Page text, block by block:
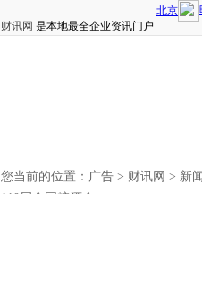
财讯网 是本地最全企业资讯门户
您当前的位置： 广告 > 财讯网 > 新闻
110届全国糖酒会